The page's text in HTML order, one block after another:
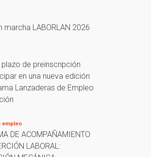
marcha LABORLAN 2026
de preinscripción
en una nueva edición
Lanzaderas de Empleo
empleo
DE ACOMPAÑAMIENTO
LABORAL: